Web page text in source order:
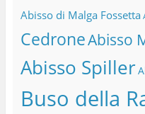
Abisso di Malga Fossetta
CedroneAbisso
Abisso Spiller
Buso della